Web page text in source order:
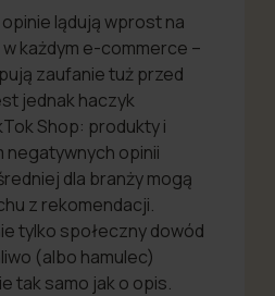
lądują wprost na
każdym e-commerce –
zaufanie tuż przed
jednak haczyk
Shop: produkty i
negatywnych opinii
dla branży mogą
z rekomendacji.
tylko społeczny dowód
(albo hamulec)
tak samo jak o opis.